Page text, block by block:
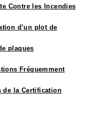
Contre les Incendies
d’un plot de
plaques
Fréquemment
de la Certification